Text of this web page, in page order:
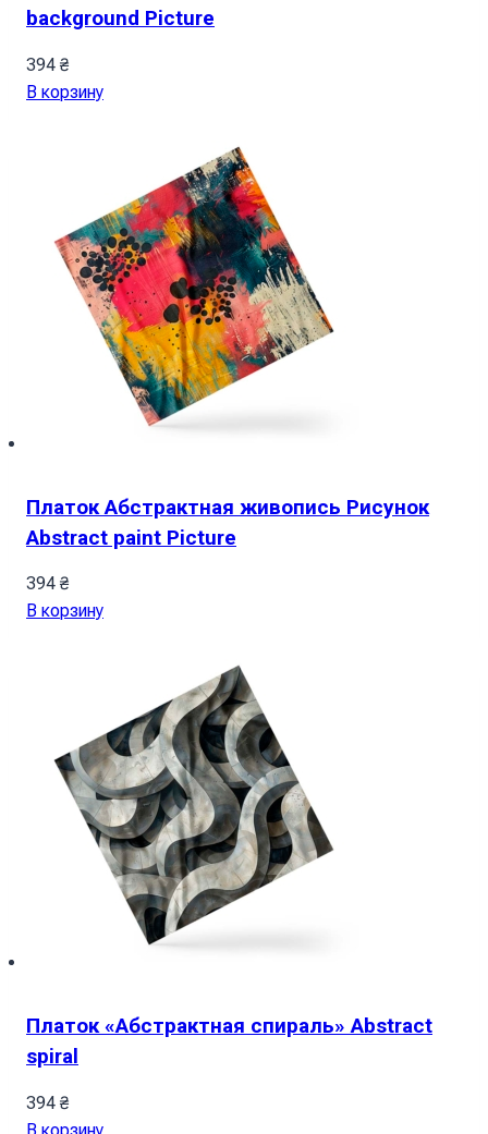
background Picture
394 ₴
В корзину
Платок Абстрактная живопись Рисунок
Abstract paint Picture
394 ₴
В корзину
Платок «Абстрактная спираль» Abstract
spiral
394 ₴